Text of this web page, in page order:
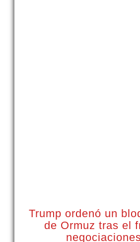
Trump ordenó un
de Ormuz tras el